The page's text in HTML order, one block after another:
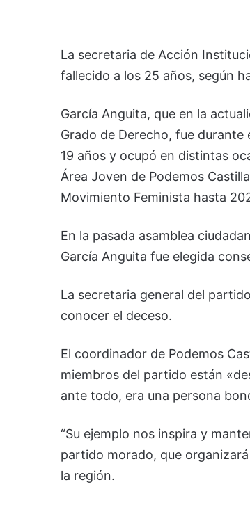
La secretaria de Acción
fallecido a los 25 años, según
García Anguita, que en la
Grado de Derecho, fue
19 años y ocupó en distintas
Área Joven de Podemos
Movimiento Feminista hasta
En la pasada asamblea
García Anguita fue elegida
La secretaria general del
conocer el deceso.
El coordinador de Podemos
miembros del partido están
ante todo, era una persona
“Su ejemplo nos inspira y
partido morado, que
la región.